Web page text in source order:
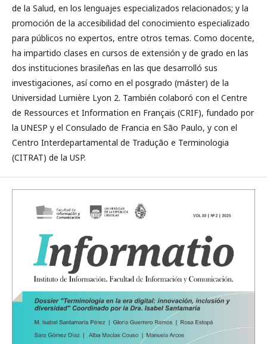
de la Salud, en los lenguajes especializados relacionados; y la
promoción de la accesibilidad del conocimiento especializado
para públicos no expertos, entre otros temas. Como docente,
ha impartido clases en cursos de extensión y de grado en las
dos instituciones brasileñas en las que desarrolló sus
investigaciones, así como en el posgrado (máster) de la
Universidad Lumière Lyon 2. También colaboró con el Centre
de Ressources et Information en Français (CRIF), fundado por
la UNESP y el Consulado de Francia en São Paulo, y con el
Centro Interdepartamental de Tradução e Terminologia
(CITRAT) de la USP.